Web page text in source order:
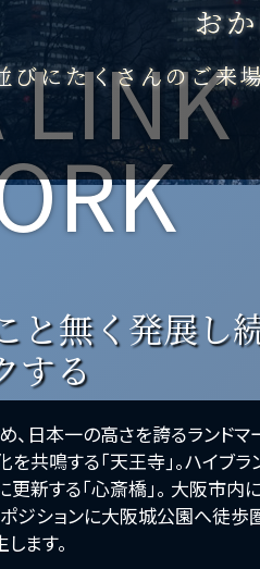
お
びにたくさんのご来
LINK
と無く発展し
する
、日本一の高さを誇るランドマ
共鳴する｢天王寺｣。ハイブラ
更新する｢心斎橋｣。 大阪市内
ジションに大阪城公園へ徒歩
ます。